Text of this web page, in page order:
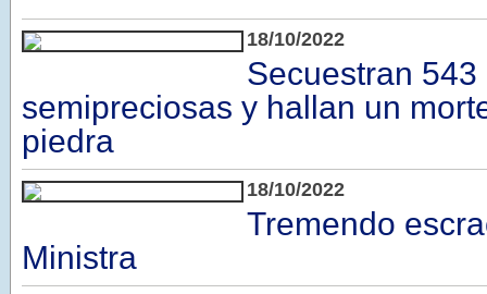
18/10/2022
Secuestran 543
semipreciosas y hallan un
piedra
18/10/2022
Tremendo
Ministra